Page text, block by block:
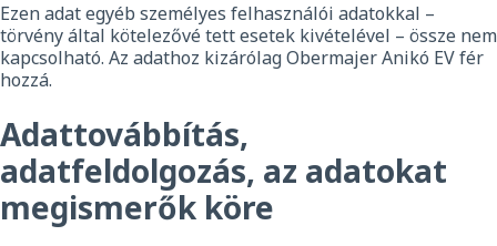
Ezen adat egyéb személyes felhasználói adatokkal –
törvény által kötelezővé tett esetek kivételével – össze nem
kapcsolható. Az adathoz kizárólag Obermajer Anikó EV fér
hozzá.
Adattovábbítás,
adatfeldolgozás, az adatokat
megismerők köre